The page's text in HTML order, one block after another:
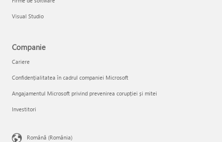
Visual Studio
Companie
Cariere
Confidențialitatea în cadrul companiei Microsoft
Angajamentul Microsoft privind prevenirea corupției și mitei
Investitori
Română (România)